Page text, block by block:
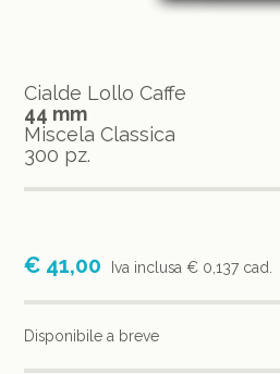
Cialde Lollo Caffe
44 mm
Miscela Classica
300 pz.
€ 41,00 Iva inclusa€ 0,137 cad.
Disponibile a breve